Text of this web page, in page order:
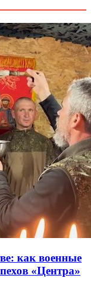
как военные
«Центра»